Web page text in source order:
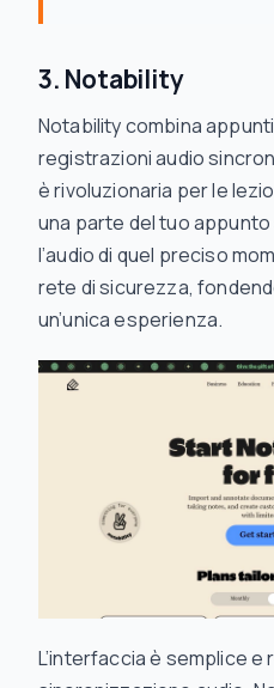
3. Notability
Notability combina
registrazioni audio
è rivoluzionaria per le
una parte del tuo
l’audio di quel preciso
rete di sicurezza,
un’unica esperienza.
L’interfaccia è semplice e